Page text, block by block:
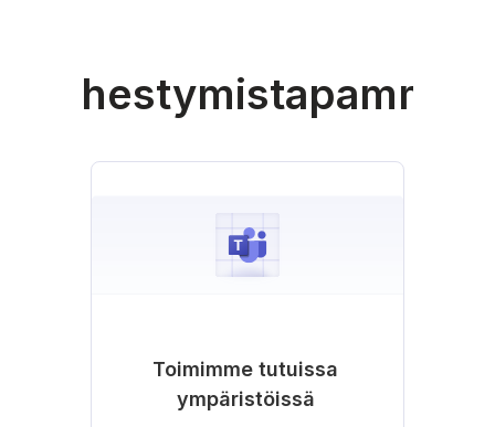
Lähestymistapamme
Toimimme tutuissa
ympäristöissä